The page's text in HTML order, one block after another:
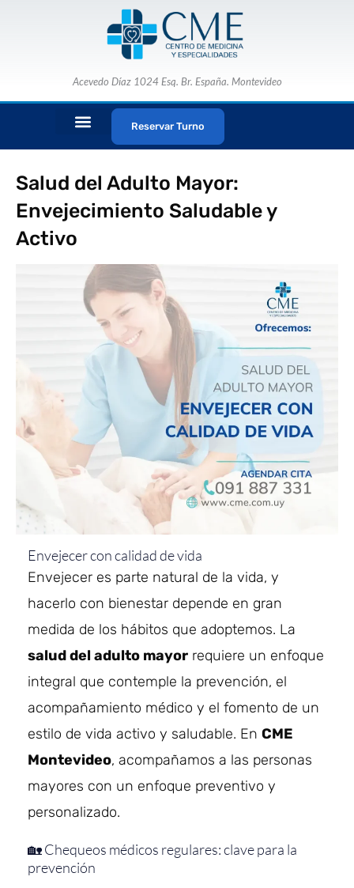
Acevedo Díaz 1024 Esq. Br. España. Montevideo
Reservar Turno
Salud del Adulto Mayor:
Envejecimiento Saludable y
Activo
Envejecer con calidad de vida
Envejecer es parte natural de la vida, y
hacerlo con bienestar depende en gran
medida de los hábitos que adoptemos. La
salud del adulto mayor requiere un enfoque
integral que contemple la prevención, el
acompañamiento médico y el fomento de un
estilo de vida activo y saludable. En CME
Montevideo, acompañamos a las personas
mayores con un enfoque preventivo y
personalizado.
🏡 Chequeos médicos regulares: clave para la
prevención